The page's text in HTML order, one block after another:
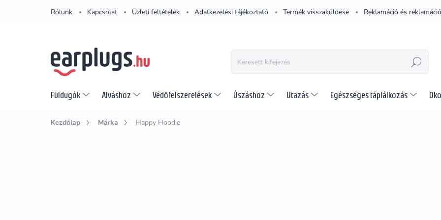
Rólunk Kapcsolat Üzleti feltételek Adatkezelési tájékoztató Termék visszaküldése Reklamáció és
KERESÉS
Füldugók Alváshoz Védőfelszerelések Úszáshoz Utazás Egészséges táplálkozás
Kezdőlap Márka Happy Hoodie